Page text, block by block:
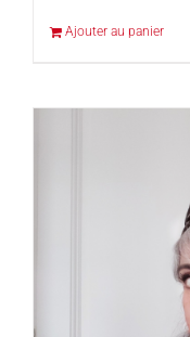
Ajouter au panier